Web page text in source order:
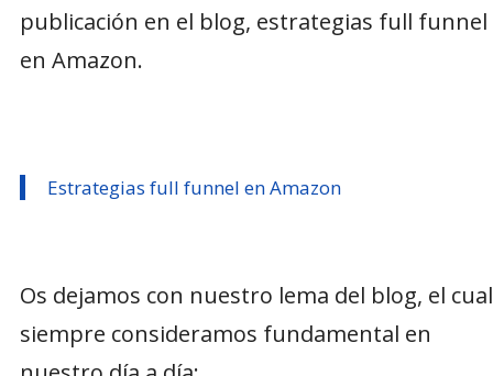
publicación en el blog, estrategias full funnel
en Amazon.
Estrategias full funnel en Amazon
Os dejamos con nuestro lema del blog, el cual
siempre consideramos fundamental en